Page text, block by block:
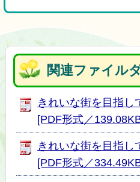
関連ファイル
きれいな街を目指し
[PDF形式／
きれいな街を目指し
[PDF形式／